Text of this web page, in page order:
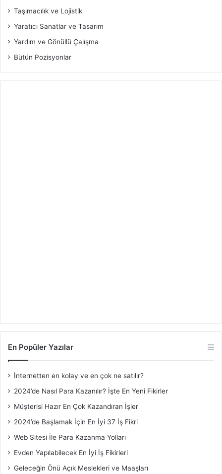
Taşımacılık ve Lojistik
Yaratıcı Sanatlar ve Tasarım
Yardım ve Gönüllü Çalışma
Bütün Pozisyonlar
En Popüler Yazılar
İnternetten en kolay ve en çok ne satılır?
2024’de Nasıl Para Kazanılır? İşte En Yeni Fikirler
Müşterisi Hazır En Çok Kazandıran İşler
2024’de Başlamak İçin En İyi 37 İş Fikri
Web Sitesi İle Para Kazanma Yolları
Evden Yapılabilecek En İyi İş Fikirleri
Geleceğin Önü Açık Meslekleri ve Maaşları